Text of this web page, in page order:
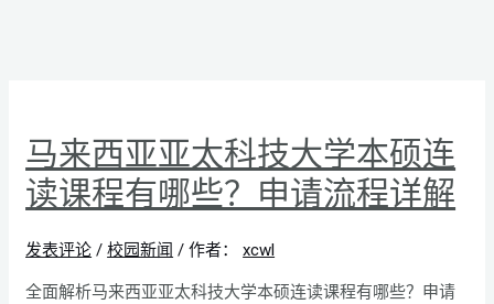
马来西亚亚太科技大学本硕连
读课程有哪些？申请流程详解
发表评论 /校园新闻 / 作者： xcwl
全面解析马来西亚亚太科技大学本硕连读课程有哪些？申请